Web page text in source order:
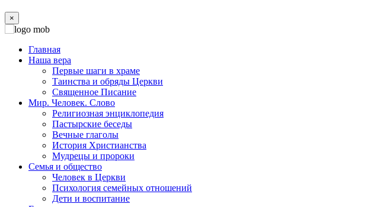
×
Главная
Наша вера
Первые шаги в храме
Таинства и обряды Церкви
Священное Писание
Мир. Человек. Слово
Религиозная энциклопедия
Пастырские беседы
Вечные глаголы
История Христианства
Мудрецы и пророки
Семья и общество
Человек в Церкви
Психология семейных отношений
Дети и воспитание